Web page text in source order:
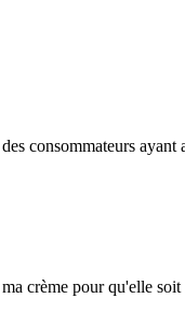
consommateurs
crème pour qu'elle